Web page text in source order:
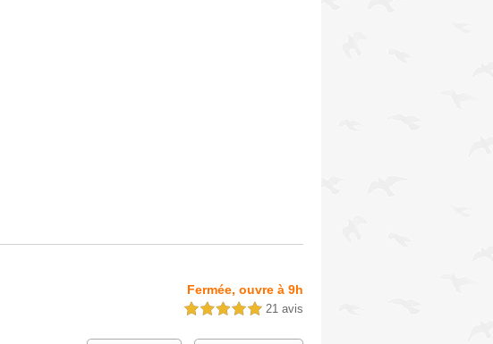
Fermée, ouvre à 9h
5,0 étoiles sur 5 21 avis